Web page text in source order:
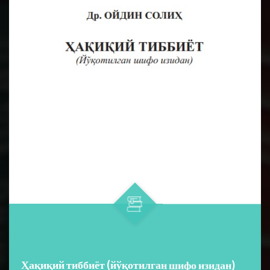
Ҳақиқий тиббиёт (йўқотилган шифо изидан)